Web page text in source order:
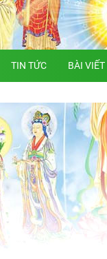
TIN TỨC BÀI VIẾT